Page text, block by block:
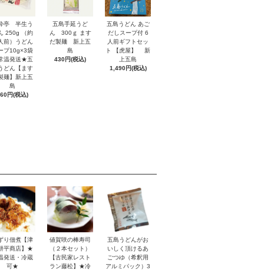
亭 半生う
250g （約
前）うどん
プ10g×3袋
温発送★五
どん【ます
麺】新上五
島
円(税込)
五島手延うど
ん 300ｇ ます
だ製麺 新上五
島
430円(税込)
五島うどん あご
だしスープ付 6
人前ギフトセッ
ト 【虎屋】 新
上五島
1,490円(税込)
り佃煮【津
平商店】★
発送・冷蔵
可★
値賀咲の棒寿司
（２本セット）
【古民家レスト
ラン藤松】★冷
五島うどんがお
いしく頂けるあ
ごつゆ（希釈用
アルミパック）3